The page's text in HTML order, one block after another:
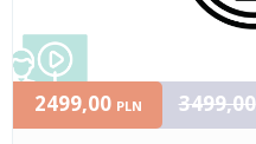
2499,00 PLN 3499,00